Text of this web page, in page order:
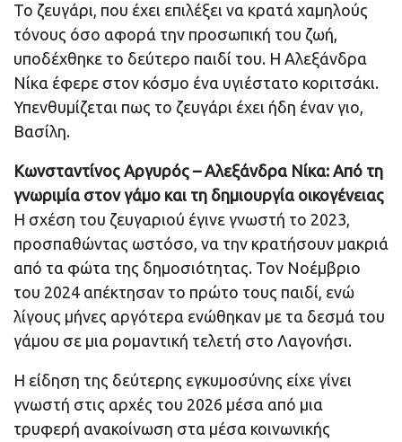
Το ζευγάρι, που έχει επιλέξει να κρατά χαμηλούς
τόνους όσο αφορά την προσωπική του ζωή,
υποδέχθηκε το δεύτερο παιδί του. Η Αλεξάνδρα
Νίκα έφερε στον κόσμο ένα υγιέστατο κοριτσάκι.
Υπενθυμίζεται πως το ζευγάρι έχει ήδη έναν γιο,
Βασίλη.
Κωνσταντίνος Αργυρός – Αλεξάνδρα Νίκα: Από τη
γνωριμία στον γάμο και τη δημιουργία οικογένειας
Η σχέση του ζευγαριού έγινε γνωστή το 2023,
προσπαθώντας ωστόσο, να την κρατήσουν μακριά
από τα φώτα της δημοσιότητας. Τον Νοέμβριο
του 2024 απέκτησαν το πρώτο τους παιδί, ενώ
λίγους μήνες αργότερα ενώθηκαν με τα δεσμά του
γάμου σε μια ρομαντική τελετή στο Λαγονήσι.
Η είδηση της δεύτερης εγκυμοσύνης είχε γίνει
γνωστή στις αρχές του 2026 μέσα από μια
τρυφερή ανακοίνωση στα μέσα κοινωνικής